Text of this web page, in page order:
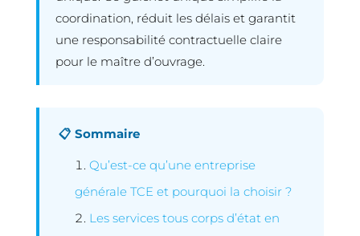
coordination, réduit les délais et garantit
une responsabilité contractuelle claire
pour le maître d’ouvrage.
📋 Sommaire
Qu’est-ce qu’une entreprise
générale TCE et pourquoi la choisir ?
Les services tous corps d’état en